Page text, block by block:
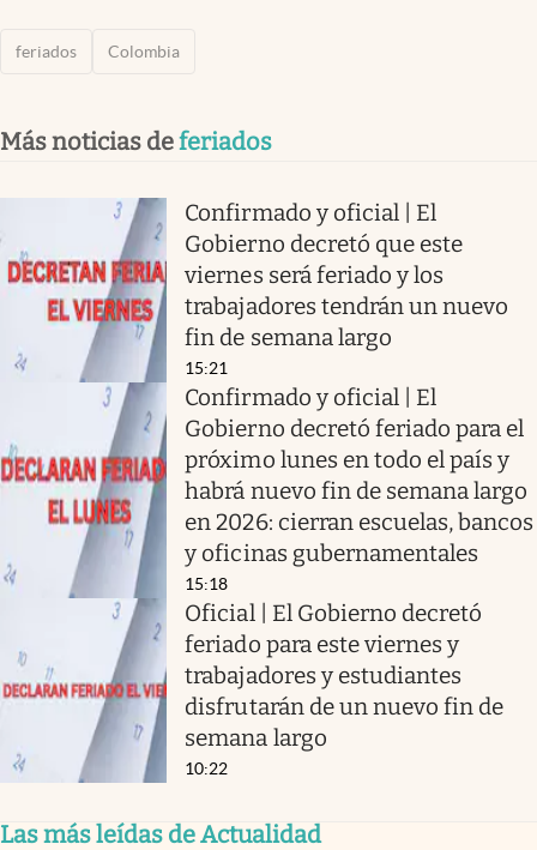
feriados Colombia
Más noticias deferiados
Confirmado y oficial | El
Gobierno decretó que este
viernes será feriado y los
trabajadores tendrán un nuevo
fin de semana largo
15:21
Confirmado y oficial | El
Gobierno decretó feriado para el
próximo lunes en todo el país y
habrá nuevo fin de semana largo
en 2026: cierran escuelas, bancos
y oficinas gubernamentales
15:18
Oficial | El Gobierno decretó
feriado para este viernes y
trabajadores y estudiantes
disfrutarán de un nuevo fin de
semana largo
10:22
Las más leídas de Actualidad